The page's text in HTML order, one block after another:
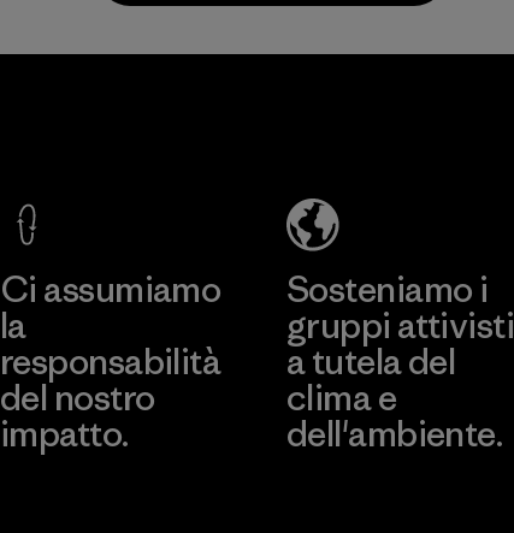
Material-supplier
Ci assumiamo
la
responsabilità
del nostro
impatto.
Sosteniamo i
gruppi attivisti
a tutela del
clima e
dell'ambiente.